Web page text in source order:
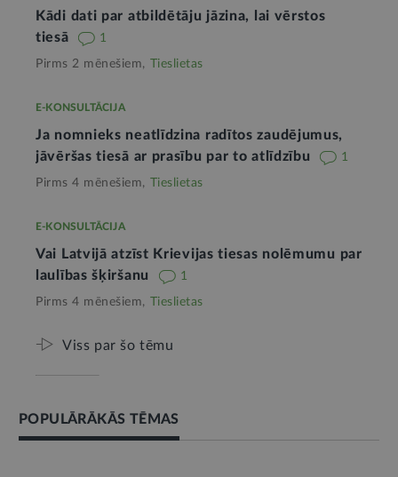
Kādi dati par atbildētāju jāzina, lai vērstos
tiesā
1
Pirms 2 mēnešiem, Tieslietas
E-KONSULTĀCIJA
Ja nomnieks neatlīdzina radītos zaudējumus,
jāvēršas tiesā ar prasību par to atlīdzību
1
Pirms 4 mēnešiem, Tieslietas
E-KONSULTĀCIJA
Vai Latvijā atzīst Krievijas tiesas nolēmumu par
laulības šķiršanu
1
Pirms 4 mēnešiem, Tieslietas
Viss par šo tēmu
POPULĀRĀKĀS TĒMAS